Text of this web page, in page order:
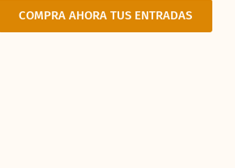
COMPRA AHORA TUS ENTRADAS